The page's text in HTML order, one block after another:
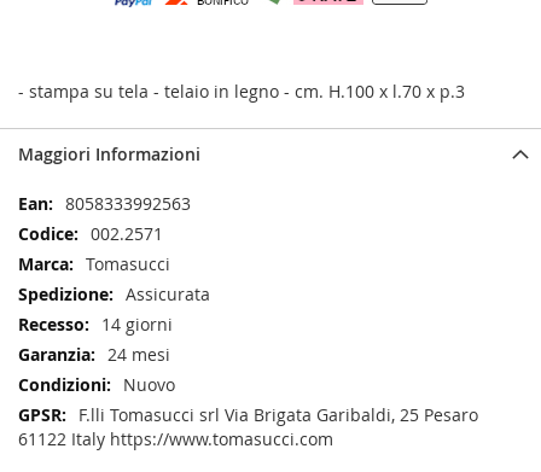
- stampa su tela - telaio in legno - cm. H.100 x l.70 x p.3
Maggiori Informazioni
Maggiori
Informazioni
8058333992563
002.2571
Tomasucci
Assicurata
14 giorni
24 mesi
Nuovo
F.lli Tomasucci srl Via Brigata Garibaldi, 25 Pesaro
61122 Italy https://www.tomasucci.com